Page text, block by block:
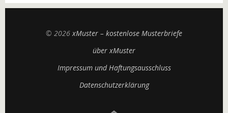
© 2026xMuster – kostenlose Musterbriefe
über xMuster
Impressum und Haftungsausschluss
Datenschutzerklärung